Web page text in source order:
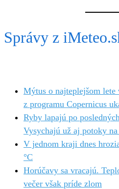
Správy z
Mýtus o najteplejšom
z programu Copernicus
Ryby lapajú po
Vysychajú už aj potoky na
V jednom kraji dnes
°C
Horúčavy sa vracajú.
večer však príde zlom